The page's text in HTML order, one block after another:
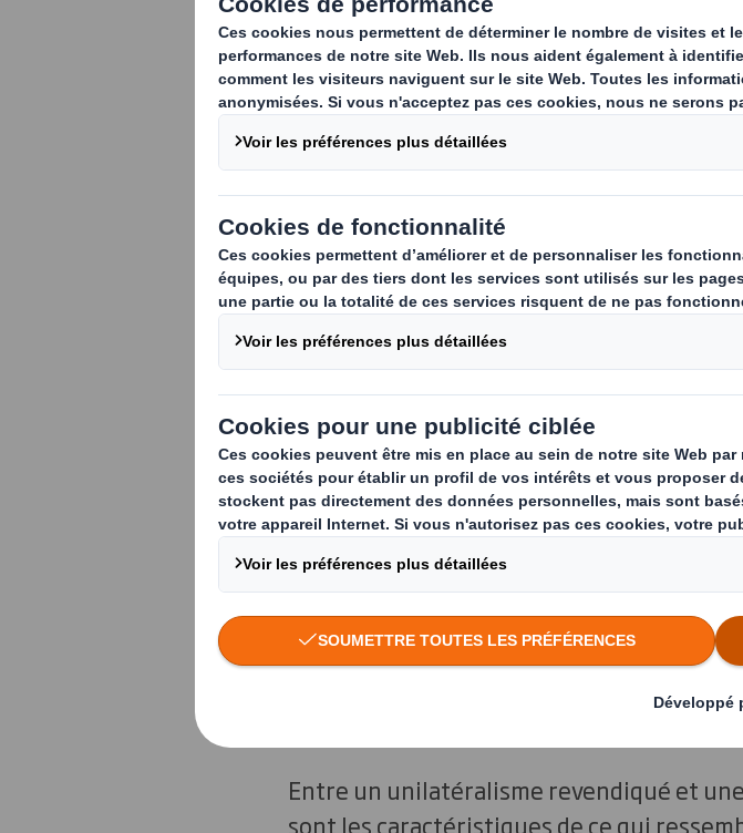
tension migratoire croissante
sanitaire aux conséquences
l’émergence d’un nouveau
protectionnisme et un certain
Il est déjà acquis que
derrière elle un monde qui ne
Les causes de cette évolution sont
géopolitique s’est métamorphosé en
De fait, les relations internationales
traditionnelle prônant la diplomatie de
logique propre depuis la fin de la Seconde
Entre un unilatéralisme revendiqué et
sont les caractéristiques de ce qui